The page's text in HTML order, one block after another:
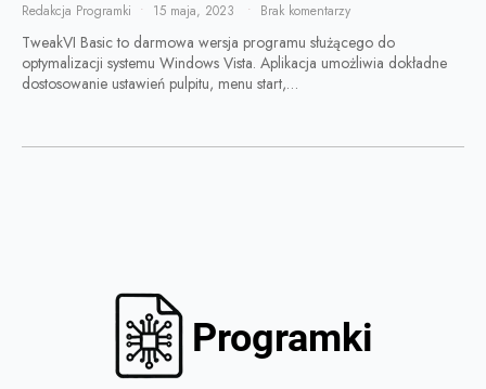
Redakcja Programki 15 maja, 2023 Brak komentarzy
TweakVI Basic to darmowa wersja programu służącego do
optymalizacji systemu Windows Vista. Aplikacja umożliwia dokładne
dostosowanie ustawień pulpitu, menu start,…